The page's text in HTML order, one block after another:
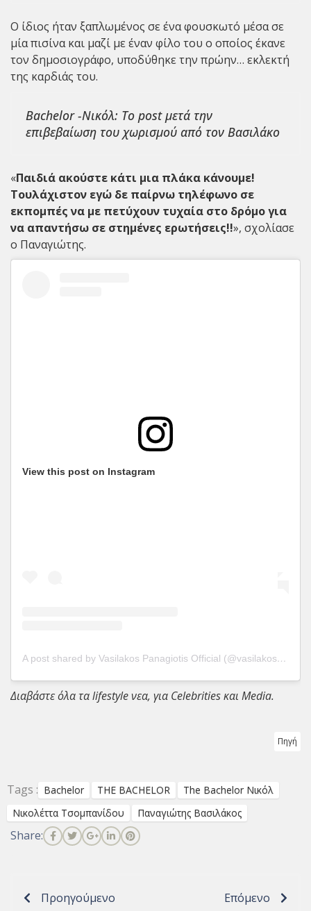
Ο ίδιος ήταν ξαπλωμένος σε ένα φουσκωτό μέσα σε
μία πισίνα και μαζί με έναν φίλο του ο οποίος έκανε
τον δημοσιογράφο, υποδύθηκε την πρώην… εκλεκτή
της καρδιάς του.
Bachelor -Νικόλ: Το post μετά την
επιβεβαίωση του χωρισμού από τον Βασιλάκο
«Παιδιά ακούστε κάτι μια πλάκα κάνουμε!
Τουλάχιστον εγώ δε παίρνω τηλέφωνο σε
εκπομπές να με πετύχουν τυχαία στο δρόμο για
να απαντήσω σε στημένες ερωτήσεις!!», σχολίασε
ο Παναγιώτης.
View this post on Instagram
A post shared by Vasilakos Panagiotis Official (@vasilakospanagiotis12)
Διαβάστε όλα ταlifestyle νεα, για Celebritiesκαι Media.
Πηγή
Tags : Bachelor THE BACHELOR
The Bachelor Νικόλ
Νικολέττα Τσομπανίδου
Παναγιώτης Βασιλάκος
Share:
Προηγούμενο Επόμενο